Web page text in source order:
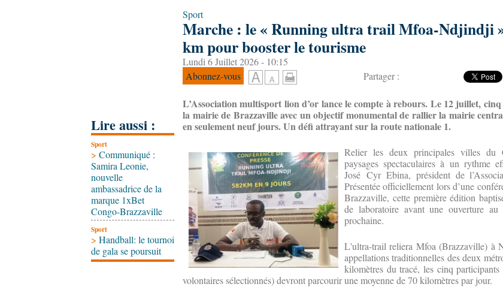
Lire aussi :
Sport
> Communiqué :
Samira Leonie,
nouvelle
ambassadrice de la
marque 1xBet
Congo-Brazzaville
Sport
> Handball: le tournoi
de gala se poursuit
Sport
Marche : le « Running ultra trail Mfoa-Ndjindji
km pour booster le tourisme
Lundi 6 Juillet 2026 - 10:15
Abonnez-vous
Partager :
L’Association multisport lion d’or lance le compte à rebours. Le 12 juillet,
la mairie de Brazzaville avec un objectif monumental de rallier la mairie
en seulement neuf jours. Un défi attrayant sur la route nationale 1.
Relier les deux principales villes du
paysages spectaculaires à un
José Cyr Ebina, président de
Présentée officiellement lors d’une
Brazzaville, cette première édition
de laboratoire avant une ouverture
prochaine.
L'ultra-trail reliera Mfoa (Brazzaville) à
appellations traditionnelles des deux
kilomètres du tracé, les cinq
volontaires sélectionnés) devront parcourir une moyenne de 70 kilomètres par jour.